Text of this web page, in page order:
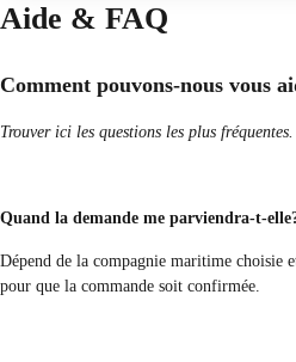
Aide & FAQ
Comment pouvons-nous vous
Trouver ici les questions les plus fréquentes.
Quand la demande me parviendra-t-
Dépend de la compagnie maritime choisie
pour que la commande soit confirmée.